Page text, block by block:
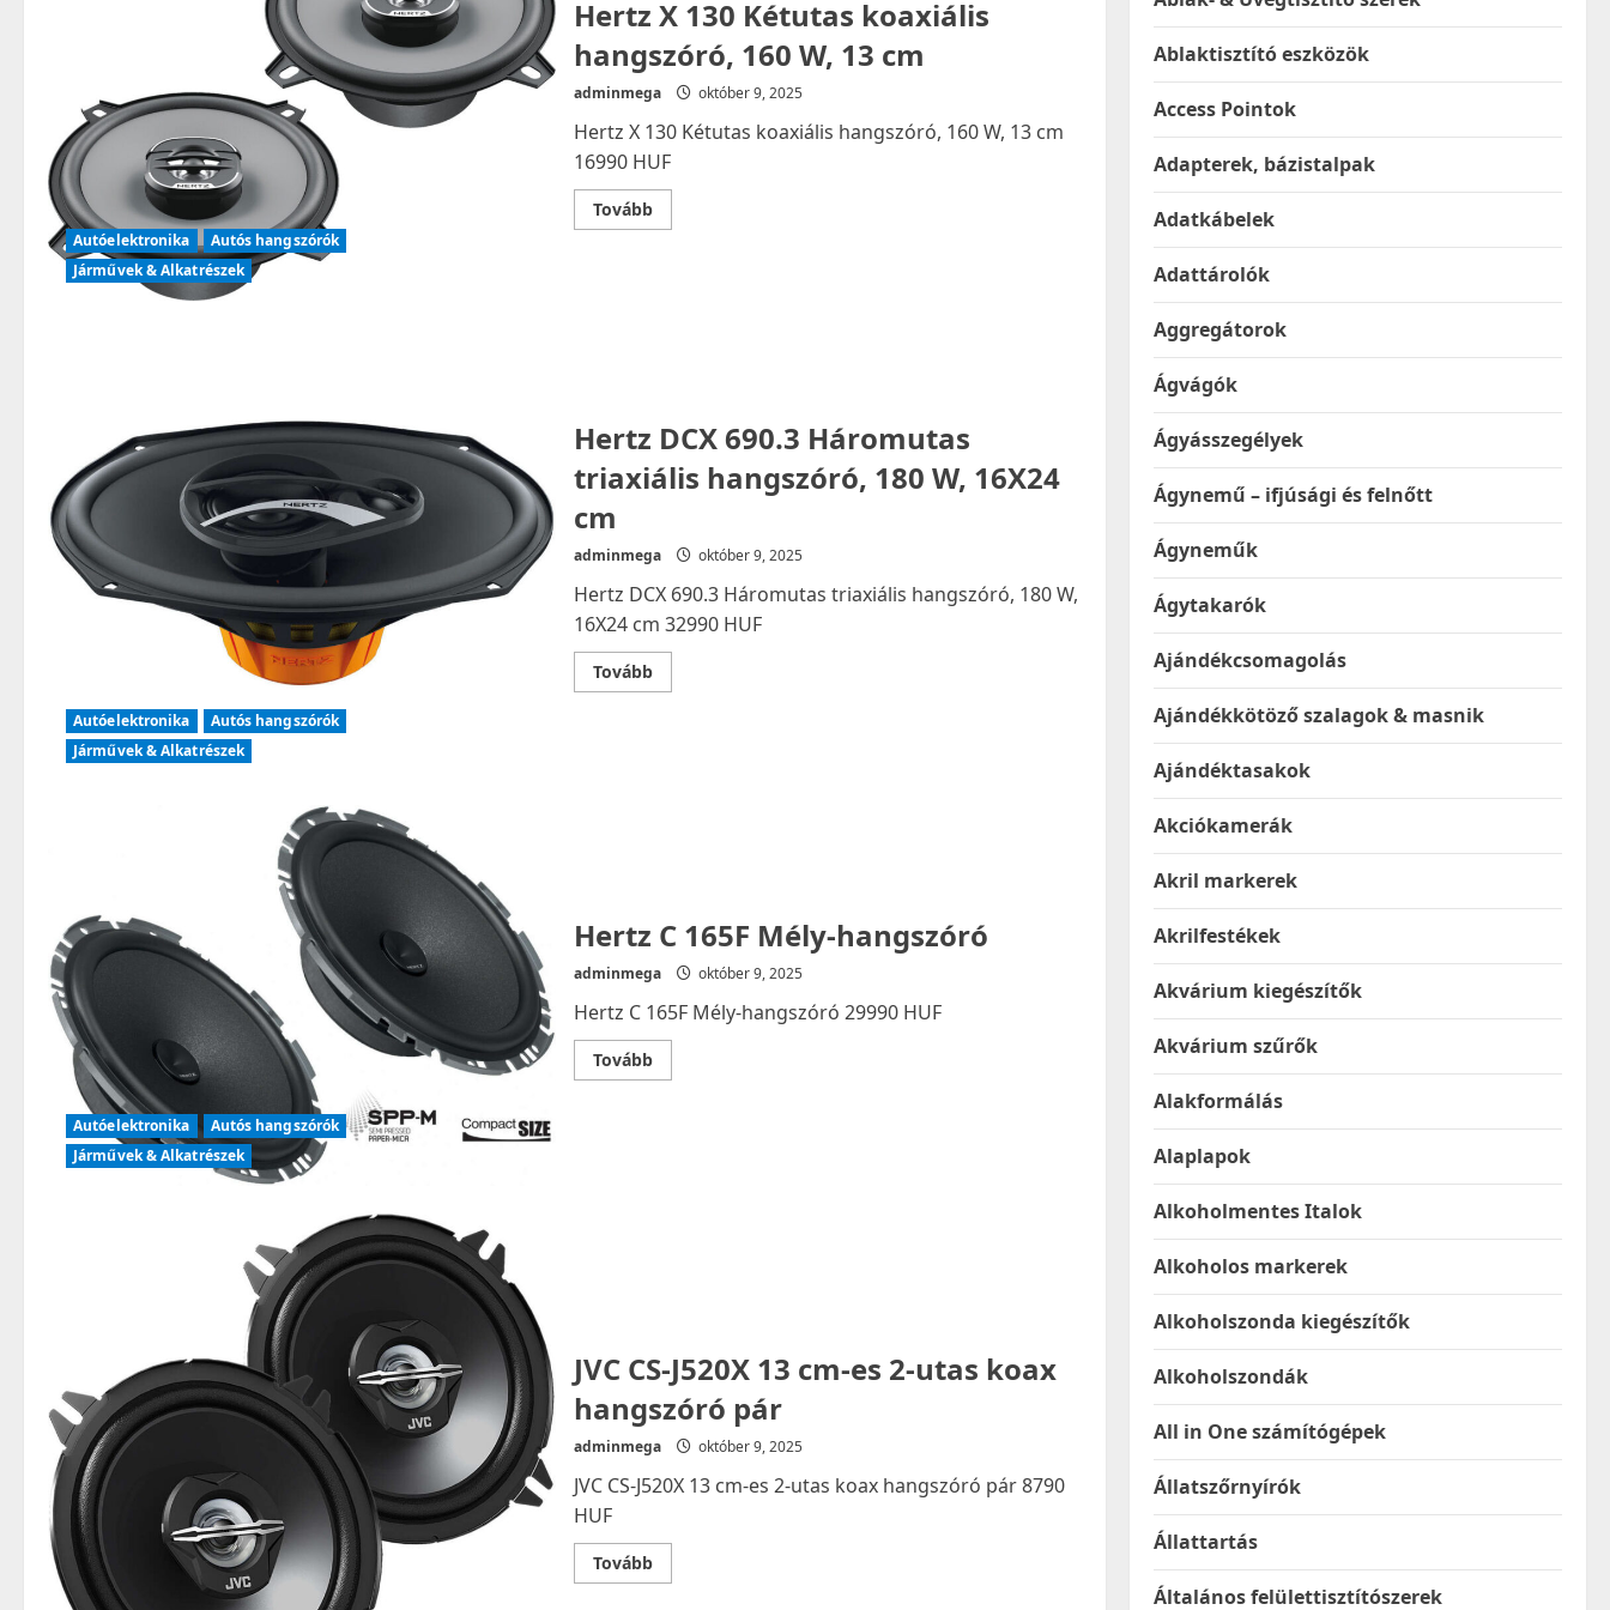
Autóelektronika
Autós hangszórók
Járművek & Alkatrészek
Hertz X 130 Kétutas koaxiális
hangszóró, 160 W, 13 cm
adminmega október 9, 2025
Hertz X 130 Kétutas koaxiális hangszóró, 160 W, 13 cm
16990 HUF
TovábbRead
more
Autóelektronika
Autós hangszórók
Járművek & Alkatrészek
Hertz DCX 690.3 Háromutas
triaxiális hangszóró, 180 W, 16X24
cm
adminmega október 9, 2025
Hertz DCX 690.3 Háromutas triaxiális hangszóró, 180 W,
16X24 cm 32990 HUF
TovábbRead
more
Autóelektronika
Autós hangszórók
Járművek & Alkatrészek
Hertz C 165F Mély-hangszóró
adminmega október 9, 2025
Hertz C 165F Mély-hangszóró 29990 HUF
TovábbRead
more
JVC CS-J520X 13 cm-es 2-utas koax
hangszóró pár
adminmega október 9, 2025
JVC CS-J520X 13 cm-es 2-utas koax hangszóró pár 8790
HUF
TovábbRead
more
Ablaktisztító eszközök
Access Pointok
Adapterek, bázistalpak
Adatkábelek
Adattárolók
Aggregátorok
Ágvágók
Ágyásszegélyek
Ágynemű – ifjúsági és felnőtt
Ágyneműk
Ágytakarók
Ajándékcsomagolás
Ajándékkötöző szalagok & masnik
Ajándéktasakok
Akciókamerák
Akril markerek
Akrilfestékek
Akvárium kiegészítők
Akvárium szűrők
Alakformálás
Alaplapok
Alkoholmentes Italok
Alkoholos markerek
Alkoholszonda kiegészítők
Alkoholszondák
All in One számítógépek
Állatszőrnyírók
Állattartás
Általános felülettisztítószerek